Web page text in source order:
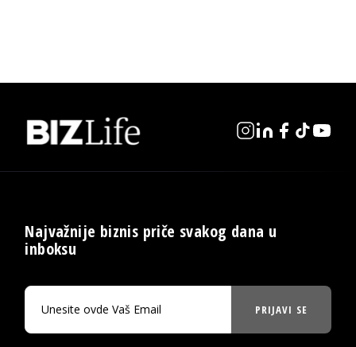
Najvažnije biznis priče svakog dana u
inboksu
PRIJAVI SE